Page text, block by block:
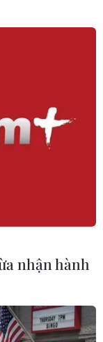
2023
vào chung
nhận hành